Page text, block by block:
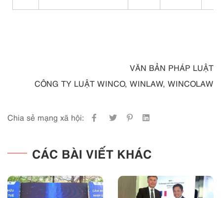
VĂN BẢN PHÁP LUẬT
CÔNG TY LUẬT WINCO, WINLAW, WINCOLAW
Chia sẻ mạng xã hội:
CÁC BÀI VIẾT KHÁC